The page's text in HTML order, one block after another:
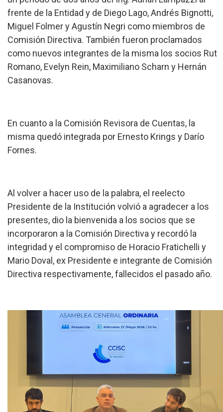
frente de la Entidad y de Diego Lago, Andrés Bignotti,
Miguel Folmer y Agustín Negri como miembros de
Comisión Directiva. También fueron proclamados
como nuevos integrantes de la misma los socios Rut
Romano, Evelyn Rein, Maximiliano Scharn y Hernán
Casanovas.
En cuanto a la Comisión Revisora de Cuentas, la
misma quedó integrada por Ernesto Krings y Darío
Fornes.
Al volver a hacer uso de la palabra, el reelecto
Presidente de la Institución volvió a agradecer a los
presentes, dio la bienvenida a los socios que se
incorporaron a la Comisión Directiva y recordó la
integridad y el compromiso de Horacio Fratichelli y
Mario Doval, ex Presidente e integrante de Comisión
Directiva respectivamente, fallecidos el pasado año.